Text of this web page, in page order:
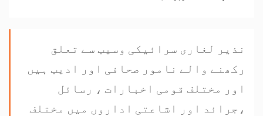
نذیر لغاری سرائیکی وسیب سے تعلق
رکھنے والے نامور صحافی اور ادیب ہیں
اور مختلف قومی اخبارات ، رسائل
،جرائد اور اشاعتی اداروں میں مختلف